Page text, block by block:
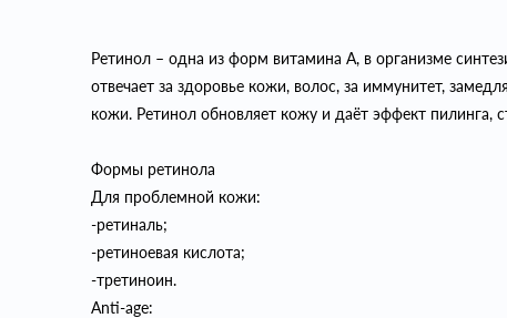
Ретинол – одна из форм витамина А, в организме
отвечает за здоровье кожи, волос, за иммунитет,
кожи. Ретинол обновляет кожу и даёт эффект пилинга,
Формы ретинола
Для проблемной кожи:
-ретиналь;
-ретиноевая кислота;
-третиноин.
Anti-age: